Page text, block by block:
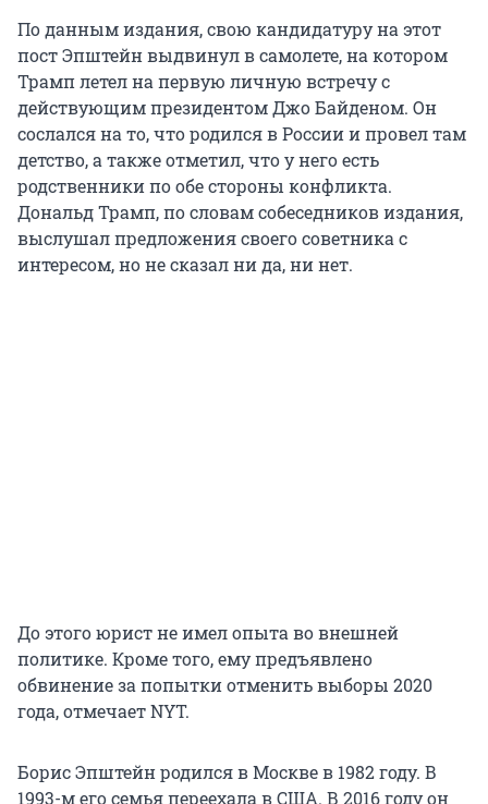
По данным издания, свою кандидатуру на этот
пост Эпштейн выдвинул в самолете, на котором
Трамп летел на первую личную встречу с
действующим президентом Джо Байденом. Он
сослался на то, что родился в России и провел там
детство, а также отметил, что у него есть
родственники по обе стороны конфликта.
Дональд Трамп, по словам собеседников издания,
выслушал предложения своего советника с
интересом, но не сказал ни да, ни нет.
До этого юрист не имел опыта во внешней
политике. Кроме того, ему предъявлено
обвинение за попытки отменить выборы 2020
года, отмечает NYT.
Борис Эпштейн родился в Москве в 1982 году. В
1993-м его семья переехала в США. В 2016 году он